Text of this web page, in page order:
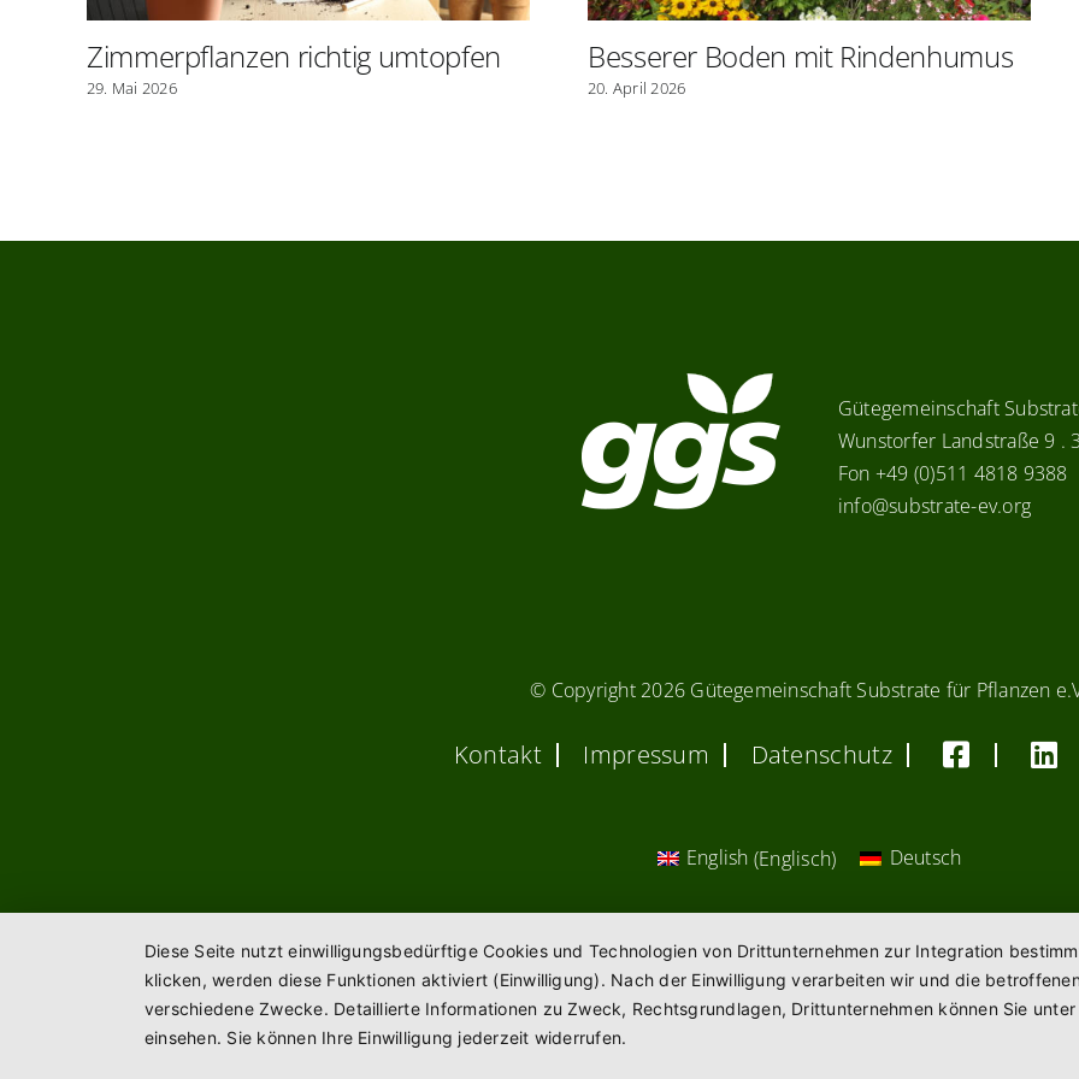
Zimmerpflanzen richtig umtopfen
29. Mai 2026
Besserer Boden mit Rindenhumus
20. April 2026
Gütegemeinschaft
Wunstorfer Landstraße 9 .
Fon +49 (0)511 4818 9388
info@substrate-ev.org
© Copyright 2026 Gütegemeinschaft Substrate für Pflanzen
Kontakt Impressum Datenschutz
English (Englisch) Deutsch
Diese Seite nutzt einwilligungsbedürftige Cookies und Technologien von Drittunternehmen zur Integration
klicken, werden diese Funktionen aktiviert (Einwilligung). Nach der Einwilligung verarbeiten wir und die
verschiedene Zwecke. Detaillierte Informationen zu Zweck, Rechtsgrundlagen, Drittunternehmen können Sie
einsehen. Sie können Ihre Einwilligung jederzeit widerrufen.